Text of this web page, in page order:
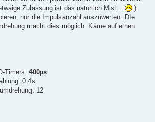
Zulassung ist das natürlich Mist...
).
nur die Impulsanzahl auszuwerten. DIe
macht dies möglich. Käme auf einen
Timers: 400µs
0.4s
12